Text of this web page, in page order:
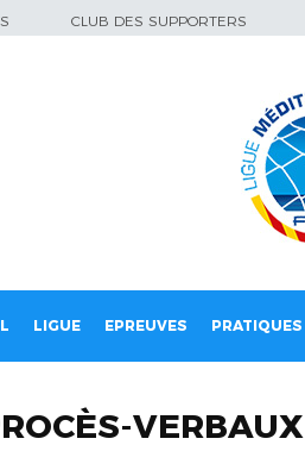
CLUB DES SUPPORTERS
LIGUE EPREUVES PRATIQUES
VERBAUX